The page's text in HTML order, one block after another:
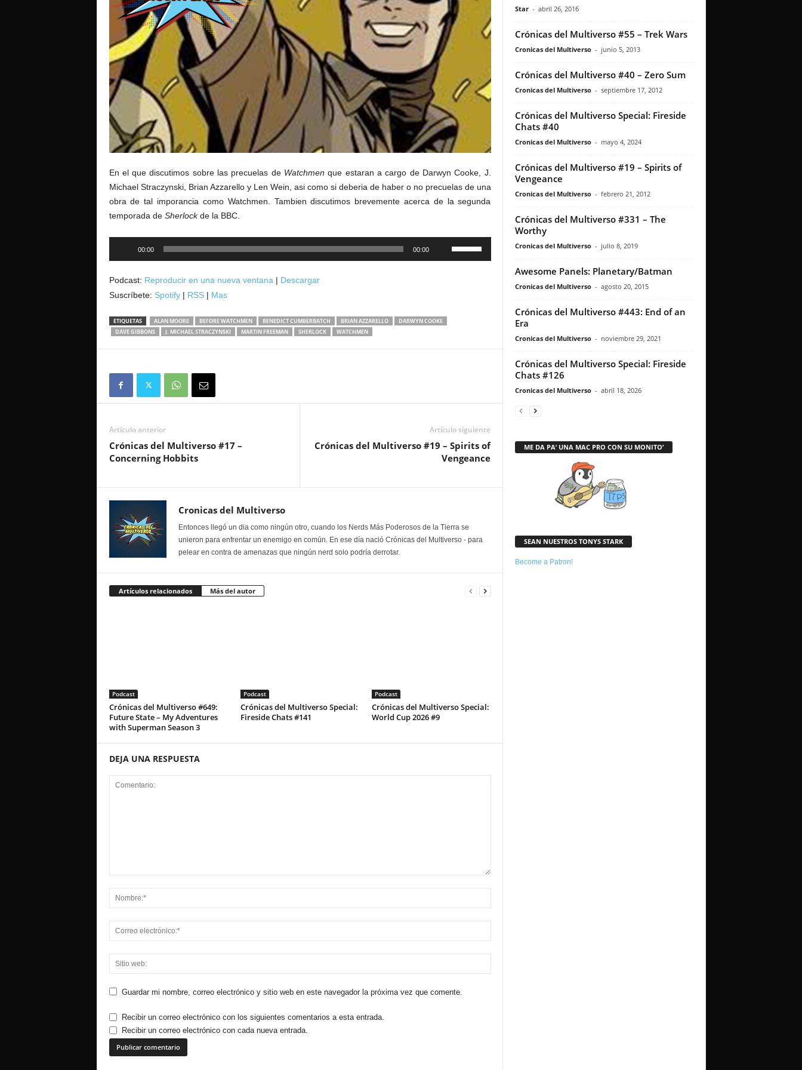
En el que discutimos sobre las precuelas de Watchmen que estaran a cargo de Darwyn Cooke, J.
Michael Straczynski, Brian Azzarello y Len Wein, asi como si deberia de haber o no precuelas de una
obra de tal imporancia como Watchmen. Tambien discutimos brevemente acerca de la segunda
temporada de Sherlockde la BBC.
00:00 00:00
volumen.
Podcast: Reproducir en una nueva ventana| Descargar
Suscríbete: Spotify| RSS| Mas
ETIQUETAS ALAN MOORE BEFORE WATCHMEN BENEDICT CUMBERBATCH BRIAN AZZARELLO
DARWYN COOKE
DAVE GIBBONS
J. MICHAEL STRACZYNSKI MARTIN FREEMAN SHERLOCK WATCHMEN
Artículo anterior
Crónicas del Multiverso #17 –
Concerning Hobbits
Artículo siguiente
Crónicas del Multiverso #19 – Spirits of
Vengeance
Cronicas del Multiverso
Entonces llegó un dia como ningún otro, cuando los Nerds Más Poderosos de la Tierra se
unieron para enfrentar un enemigo en común. En ese día nació Crónicas del Multiverso - para
pelear en contra de amenazas que ningún nerd solo podría derrotar.
Artículos relacionados Más del autor
Podcast
Crónicas del Multiverso #649:
Future State – My Adventures
with Superman Season 3
Podcast
Crónicas del Multiverso Special:
Fireside Chats #141
Podcast
Crónicas del Multiverso Special:
World Cup 2026 #9
DEJA UNA RESPUESTA
Guardar mi nombre, correo electrónico y sitio web en este navegador la próxima vez que comente.
Recibir un correo electrónico con los siguientes comentarios a esta entrada.
Recibir un correo electrónico con cada nueva entrada.
Star - abril 26, 2016
Crónicas del Multiverso #55 – Trek Wars
Cronicas del Multiverso - junio 5, 2013
Crónicas del Multiverso #40 – Zero Sum
Cronicas del Multiverso - septiembre 17, 2012
Crónicas del Multiverso Special: Fireside
Chats #40
Cronicas del Multiverso - mayo 4, 2024
Crónicas del Multiverso #19 – Spirits of
Vengeance
Cronicas del Multiverso - febrero 21, 2012
Crónicas del Multiverso #331 – The
Worthy
Cronicas del Multiverso - julio 8, 2019
Awesome Panels: Planetary/Batman
Cronicas del Multiverso - agosto 20, 2015
Crónicas del Multiverso #443: End of an
Era
Cronicas del Multiverso - noviembre 29, 2021
Crónicas del Multiverso Special: Fireside
Chats #126
Cronicas del Multiverso - abril 18, 2026
ME DA PA’ UNA MAC PRO CON SU MONITO’
SEAN NUESTROS TONYS STARK
Become a Patron!